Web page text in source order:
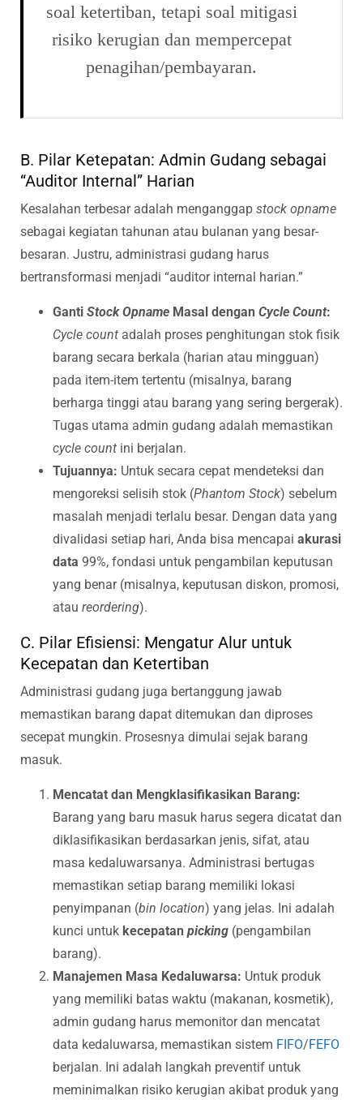
soal ketertiban, tetapi soal mitigasi
risiko kerugian dan mempercepat
penagihan/pembayaran.
B. Pilar Ketepatan: Admin Gudang sebagai
“Auditor Internal” Harian
Kesalahan terbesar adalah menganggap stock opname
sebagai kegiatan tahunan atau bulanan yang besar-
besaran. Justru, administrasi gudang harus
bertransformasi menjadi “auditor internal harian.”
Ganti Stock Opname Masal dengan Cycle Count:
Cycle count adalah proses penghitungan stok fisik
barang secara berkala (harian atau mingguan)
pada item-item tertentu (misalnya, barang
berharga tinggi atau barang yang sering bergerak).
Tugas utama admin gudang adalah memastikan
cycle count ini berjalan.
Tujuannya: Untuk secara cepat mendeteksi dan
mengoreksi selisih stok (Phantom Stock) sebelum
masalah menjadi terlalu besar. Dengan data yang
divalidasi setiap hari, Anda bisa mencapai akurasi
data 99%, fondasi untuk pengambilan keputusan
yang benar (misalnya, keputusan diskon, promosi,
atau reordering).
C. Pilar Efisiensi: Mengatur Alur untuk
Kecepatan dan Ketertiban
Administrasi gudang juga bertanggung jawab
memastikan barang dapat ditemukan dan diproses
secepat mungkin. Prosesnya dimulai sejak barang
masuk.
Mencatat dan Mengklasifikasikan Barang:
Barang yang baru masuk harus segera dicatat dan
diklasifikasikan berdasarkan jenis, sifat, atau
masa kedaluwarsanya. Administrasi bertugas
memastikan setiap barang memiliki lokasi
penyimpanan (bin location) yang jelas. Ini adalah
kunci untuk kecepatan picking (pengambilan
barang).
Manajemen Masa Kedaluwarsa: Untuk produk
yang memiliki batas waktu (makanan, kosmetik),
admin gudang harus memonitor dan mencatat
data kedaluwarsa, memastikan sistem FIFO/FEFO
berjalan. Ini adalah langkah preventif untuk
meminimalkan risiko kerugian akibat produk yang